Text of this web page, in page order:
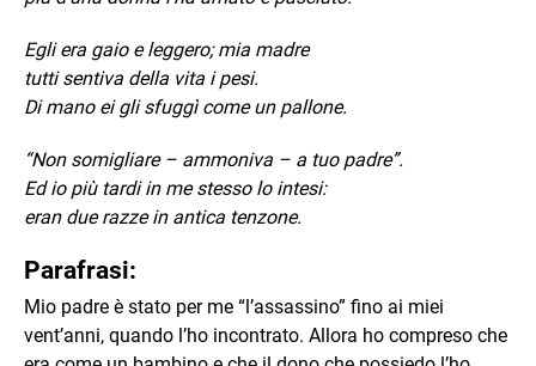
Egli era gaio e leggero; mia madre
tutti sentiva della vita i pesi.
Di mano ei gli sfuggì come un pallone.
“Non somigliare – ammoniva – a tuo padre”.
Ed io più tardi in me stesso lo intesi:
eran due razze in antica tenzone.
Parafrasi:
Mio padre è stato per me “l’assassino” fino ai miei
vent’anni, quando l’ho incontrato. Allora ho compreso che